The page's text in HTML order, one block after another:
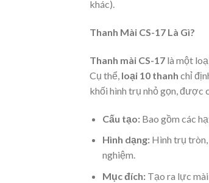
khác).
Thanh Mài CS-17 Là Gì?
Thanh mài CS-17 là một
Cụ thể, loại 10 thanh chỉ
khối hình trụ nhỏ gọn, được
Cấu tạo:Bao gồm các
Hình dạng:Hình trụ tròn,
nghiệm.
Mục đích:Tạo ra lực mài